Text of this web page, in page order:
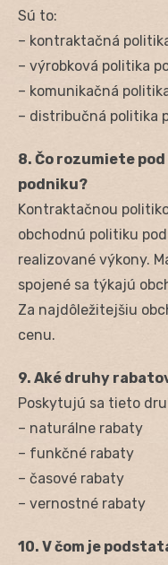
Sú to:
– kontraktačná
– výrobková politika
– komunikačná
– distribučná politika
8. Čo rozumiete
podniku?
Kontraktačnou
obchodnú politiku
realizované výkony.
spojené sa týkajú
Za najdôležitejšiu
cenu.
9. Aké druhy
Poskytujú sa tieto
– naturálne rabaty
– funkčné rabaty
– časové rabaty
– vernostné rabaty
10. V čom je